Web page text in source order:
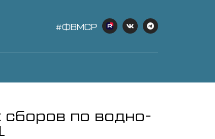
#ФВМСР
сборов по водно-